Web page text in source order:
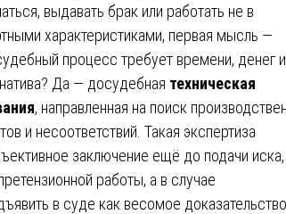
выдавать брак или работать не в
характеристиками, первая мысль —
процесс требует времени, денег и
Да — досудебная техническая
, направленная на поиск
и несоответствий. Такая экспертиза
заключение ещё до подачи иска,
работы, а в случае
в суде как весомое